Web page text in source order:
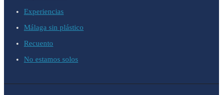
Experiencias
Málaga sin plástico
Recuento
No estamos solos